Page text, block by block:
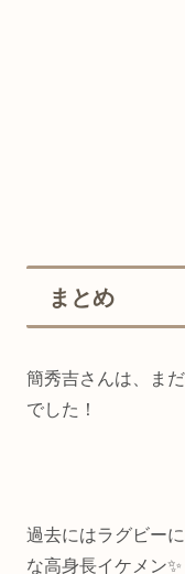
まとめ
簡秀吉さんは、ま
でした！
過去にはラグビー
な高身長イケメン✨